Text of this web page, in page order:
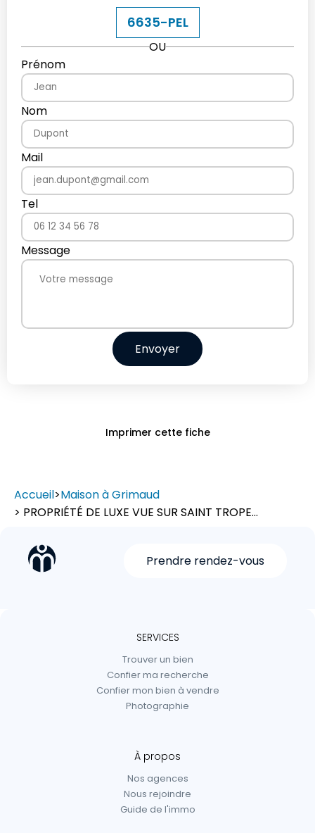
6635-PEL
OU
Prénom
Nom
Mail
Tel
Message
Envoyer
Imprimer cette fiche
Accueil>Maison à Grimaud
> PROPRIÉTÉ DE LUXE VUE SUR SAINT TROPE...
Prendre rendez-vous
SERVICES
Trouver un bien
Confier ma recherche
Confier mon bien à vendre
Photographie
À propos
Nos agences
Nous rejoindre
Guide de l'immo